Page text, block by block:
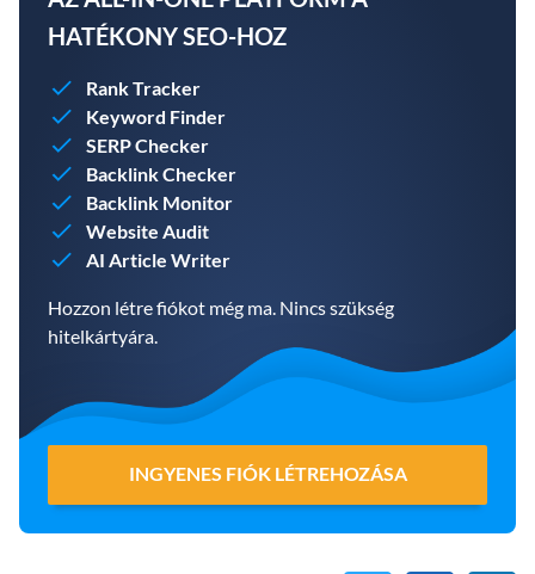
HATÉKONY SEO-HOZ
Rank Tracker
Keyword Finder
SERP Checker
Backlink Checker
Backlink Monitor
Website Audit
AI Article Writer
Hozzon létre fiókot még ma. Nincs szükség
hitelkártyára.
INGYENES FIÓK LÉTREHOZÁSA